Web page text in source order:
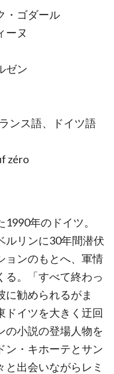
・ゴダール
ーヌ
ン
ンス語、ドイツ語
zéro
年のドイツ。
ルリンに30年間潜伏
ョンのもとへ、軍情
る。「すべて終わっ
に勧められるがま
ドイツを大きく迂回
の小説の登場人物を
ン・キホーテとサン
出会いながらレミ